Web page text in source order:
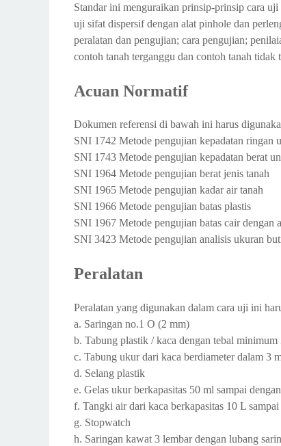
Standar ini menguraikan prinsip-prinsip cara
uji sifat dispersif dengan alat pinhole dan
peralatan dan pengujian; cara pengujian;
contoh tanah terganggu dan contoh tanah tidak
Acuan Normatif
Dokumen referensi di bawah ini harus
SNI 1742 Metode pengujian kepadatan ringan
SNI 1743 Metode pengujian kepadatan berat
SNI 1964 Metode pengujian berat jenis tanah
SNI 1965 Metode pengujian kadar air tanah
SNI 1966 Metode pengujian batas plastis
SNI 1967 Metode pengujian batas cair dengan
SNI 3423 Metode pengujian analisis ukuran
Peralatan
Peralatan yang digunakan dalam cara uji ini
a. Saringan no.1 O (2 mm)
b. Tabung plastik / kaca dengan tebal
c. Tabung ukur dari kaca berdiameter dalam 3
d. Selang plastik
e. Gelas ukur berkapasitas 50 ml sampai
f. Tangki air dari kaca berkapasitas 10 L
g. Stopwatch
h. Saringan kawat 3 lembar dengan lubang